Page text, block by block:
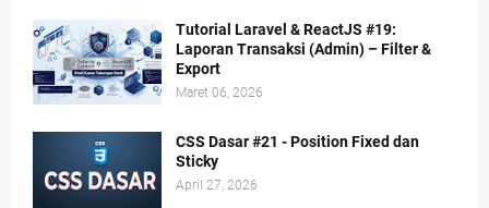
Tutorial Laravel & ReactJS #19:
Laporan Transaksi (Admin) – Filter &
Export
Maret 06, 2026
CSS Dasar #21 - Position Fixed dan
Sticky
April 27, 2026